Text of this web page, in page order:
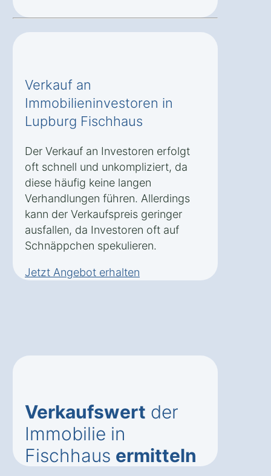
Verkauf an
Immobilieninvestoren in
Lupburg Fischhaus
Der Verkauf an Investoren erfolgt
oft schnell und unkompliziert, da
diese häufig keine langen
Verhandlungen führen. Allerdings
kann der Verkaufspreis geringer
ausfallen, da Investoren oft auf
Schnäppchen spekulieren.
Jetzt Angebot erhalten
Verkaufswert der
Immobilie in
Fischhaus ermitteln